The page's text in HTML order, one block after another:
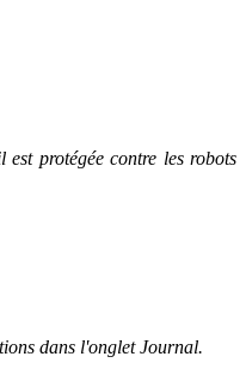
est protégée contre les robots
dans l'onglet Journal.